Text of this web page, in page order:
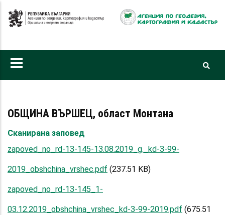
към
ОБЩИНА ВЪРШЕЦ, област Монтана
Сканирана заповед
zapoved_no_rd-13-145-13.08.2019_g._kd-3-99-
2019_obshchina_vrshec.pdf (237.51 KB)
zapoved_no_rd-13-145_1-
03.12.2019_obshchina_vrshec_kd-3-99-2019.pdf (675.51